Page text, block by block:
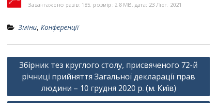
Завантажено разів: 185, розмір: 2.8 MB, дата: 23 Лют. 2021
Зміни, Конференції
Навігація
записів
Збірник тез круглого столу, присвяченого 72-й
річниці прийняття Загальної декларації прав
людини – 10 грудня 2020 р. (м. Київ)